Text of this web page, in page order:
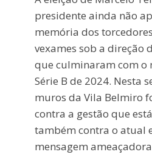
presidente ainda não
memória dos
vexames sob a direção
que culminaram com o
Série B de 2024. Nesta
muros da Vila Belmiro
contra a gestão que
também contra o atual
mensagem